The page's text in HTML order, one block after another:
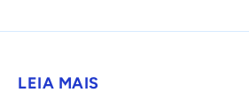
LEIA MAIS